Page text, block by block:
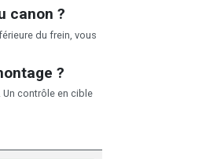
canon ?
du frein, vous
?
Un contrôle en cible